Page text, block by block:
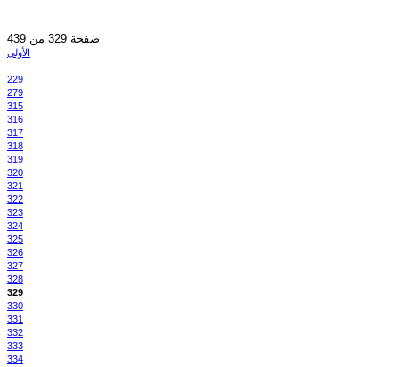
صفحة 329 من 439
الأولى
229
279
315
316
317
318
319
320
321
322
323
324
325
326
327
328
329
330
331
332
333
334